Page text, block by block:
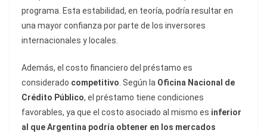
programa. Esta estabilidad, en teoría, podría resultar en
una mayor confianza por parte de los inversores
internacionales y locales.
Además, el costo financiero del préstamo es
considerado competitivo. Según la Oficina Nacional de
Crédito Público, el préstamo tiene condiciones
favorables, ya que el costo asociado al mismo es inferior
al que Argentina podría obtener en los mercados